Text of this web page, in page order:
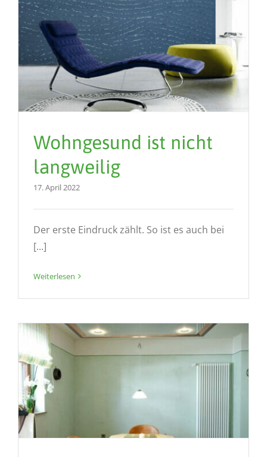
Wohngesund ist nicht
langweilig
17. April 2022
Der erste Eindruck zählt. So ist es auch bei
[...]
Weiterlesen